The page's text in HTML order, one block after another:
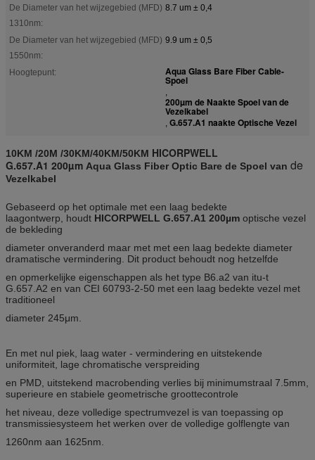
De Diameter van het wijzegebied (MFD)
1310nm:
8.7 um ± 0,4
De Diameter van het wijzegebied (MFD)
1550nm:
9.9 um ± 0,5
Hoogtepunt: Aqua Glass Bare Fiber Cable-
Spoel
,
200µm de Naakte Spoel van de
Vezelkabel
, G.657.A1 naakte Optische Vezel
10KM /20M /30KM/40KM/50KM HICORPWELL
G.657.A1 200µm Aqua Glass Fiber Optic Bare de Spoel van de
Vezelkabel
Gebaseerd op het optimale met een laag bedekte
laagontwerp, houdt HICORPWELL G.657.A1 200µm optische vezel
de bekleding
diameter onveranderd maar met met een laag bedekte diameter
dramatische vermindering. Dit product behoudt nog hetzelfde
en opmerkelijke eigenschappen als het type B6.a2 van itu-t
G.657.A2 en van CEI 60793-2-50 met een laag bedekte vezel met
traditioneel
diameter 245μm.
En met nul piek, laag water - vermindering en uitstekende
uniformiteit, lage chromatische verspreiding
en PMD, uitstekend macrobending verlies bij minimumstraal 7.5mm,
superieure en stabiele geometrische groottecontrole
het niveau, deze volledige spectrumvezel is van toepassing op
transmissiesysteem het werken over de volledige golflengte van
1260nm aan 1625nm.